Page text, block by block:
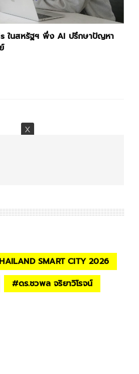
ในสหรัฐฯ พึ่ง AI ปรึกษาปัญหา
SMART CITY 2026
#ดร.ชวพล จริยาวิโรจน์